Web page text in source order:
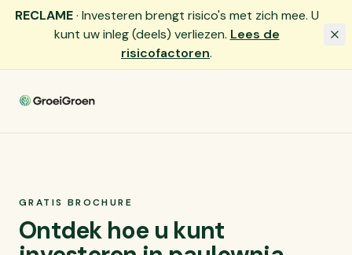
RECLAME· Investeren brengt risico's met zich mee. U
kunt uw inleg (deels) verliezen. Lees de
risicofactoren.
GRATIS BROCHURE
Ontdek hoe u kunt